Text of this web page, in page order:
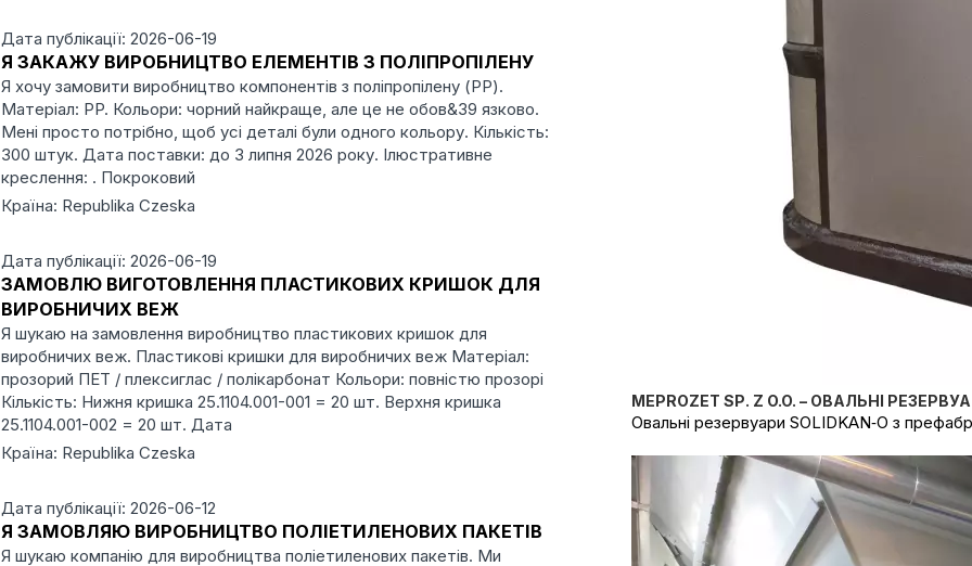
Дата публікації: 2026-06-19
Я ЗАКАЖУ ВИРОБНИЦТВО ЕЛЕМЕНТІВ З ПОЛІПРОПІЛЕНУ
Я хочу замовити виробництво компонентів з поліпропілену (PP).
Матеріал: PP. Кольори: чорний найкраще, але це не обов&39 язково.
Мені просто потрібно, щоб усі деталі були одного кольору. Кількість:
300 штук. Дата поставки: до 3 липня 2026 року. Ілюстративне
креслення: . Покроковий
Країна: Republika Czeska
Дата публікації: 2026-06-19
ЗАМОВЛЮ ВИГОТОВЛЕННЯ ПЛАСТИКОВИХ КРИШОК ДЛЯ
ВИРОБНИЧИХ ВЕЖ
Я шукаю на замовлення виробництво пластикових кришок для
виробничих веж. Пластикові кришки для виробничих веж Матеріал:
прозорий ПЕТ / плексиглас / полікарбонат Кольори: повністю прозорі
Кількість: Нижня кришка 25.1104.001-001 = 20 шт. Верхня кришка
25.1104.001-002 = 20 шт. Дата
Країна: Republika Czeska
Дата публікації: 2026-06-12
Я ЗАМОВЛЯЮ ВИРОБНИЦТВО ПОЛІЕТИЛЕНОВИХ ПАКЕТІВ
Я шукаю компанію для виробництва поліетиленових пакетів. Ми
MEPROZET SP. Z O.O. – ОВАЛЬНІ
Овальні резервуари SOLIDKAN‑O з